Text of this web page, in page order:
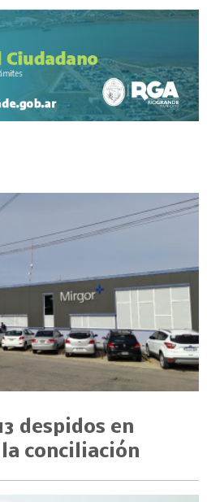
despidos en
conciliación